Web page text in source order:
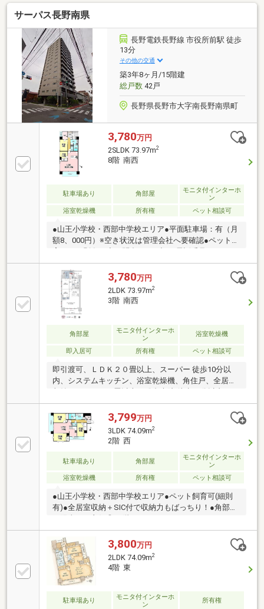
サーパス長野南県
長野電鉄長野線 市役所前駅 徒歩
13分
その他の交通
築3年8ヶ月/15階建
総戸数42戸
長野県長野市大字南長野南県町
3,780万円
2SLDK 73.97m2
8階 南西
駐車場あり 角部屋
モニタ付インターホ
ン
浴室乾燥機
所有権 ペット相談可
●山王小学校・西部中学校エリア●平面駐車場：有（月
額8、000円）※空き状況は管理会社へ要確認●ペット飼
ページでも受付中！！・フリーダイヤル 【 0120-
055-779 】・ホームページ 【 ハウスドゥ長野柳町 】
で検索
3,780万円
2LDK 73.97m2
3階 南西
角部屋
モニタ付インターホ
ン
浴室乾燥機
即入居可 所有権 ペット相談可
即引渡可、ＬＤＫ２０畳以上、スーパー 徒歩10分以
内、システムキッチン、浴室乾燥機、角住戸、全居室
ャワー付洗面化粧台、対面式キッチン、セキュリティ
充実、３面採光、南面バルコニー、オートバス、高速
ネット対応、温水洗浄便座、ＴＶモニタ付インターホ
ン、通風良好、全居室フローリング、ウォークインク
ター、宅配ボックス
3,799万円
3LDK 74.09m2
2階 西
駐車場あり 角部屋
モニタ付インターホ
ン
浴室乾燥機
所有権 ペット相談可
●山王小学校・西部中学校エリア●ペット飼育可(細則
有)●全居室収納＋SIC付で収納力もばっちり！●角部屋
ん、朝の忙しい時間や運動のための階段活用も苦にな
りません♪●コンビニ、スーパー、飲食店も徒歩圏内に
あり、国宝善光寺まで約1400ｍの立地◇お問合せは下
記お電話番号やホームページでも受付中！！・フリー
ダイヤル 【 0120-055-779 】・ホームページ 【 ハ
3,800万円
2LDK 74.09m2
4階 東
駐車場あり
モニタ付インターホ
ン
所有権